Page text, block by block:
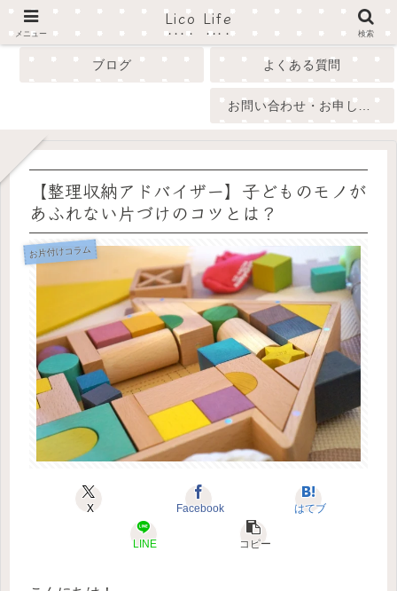
ブログ よくある質問
【整理収納アドバイザー】子どものモノが
あふれない片づけのコツとは？
お片付けコラム
X Facebook はてブ
LINE コピー
メニュー
Lico Life
検索